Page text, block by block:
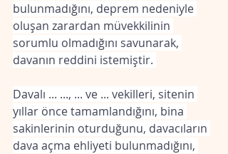
bulunmadığını, deprem nedeniyle
oluşan zarardan müvekkilinin
sorumlu olmadığını savunarak,
davanın reddini istemiştir.
Davalı ... ..., ... ve ... vekilleri, sitenin
yıllar önce tamamlandığını, bina
sakinlerinin oturduğunu, davacıların
dava açma ehliyeti bulunmadığını,